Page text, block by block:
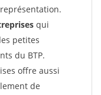
qui
petites
du BTP.
offre aussi
de